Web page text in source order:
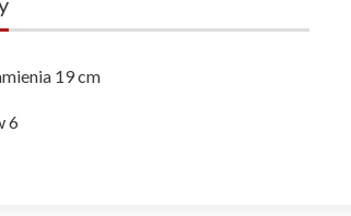
19 cm
6